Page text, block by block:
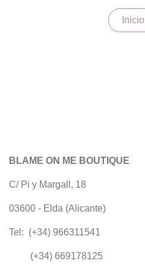
Inicio
BLAME ON ME BOUTIQUE
C/ Pi y Margall, 18
03600 - Elda (Alicante)
Tel: (+34) 966311541
(+34) 669178125